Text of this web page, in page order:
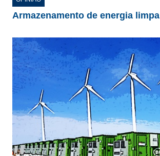
Armazenamento de energia limpa